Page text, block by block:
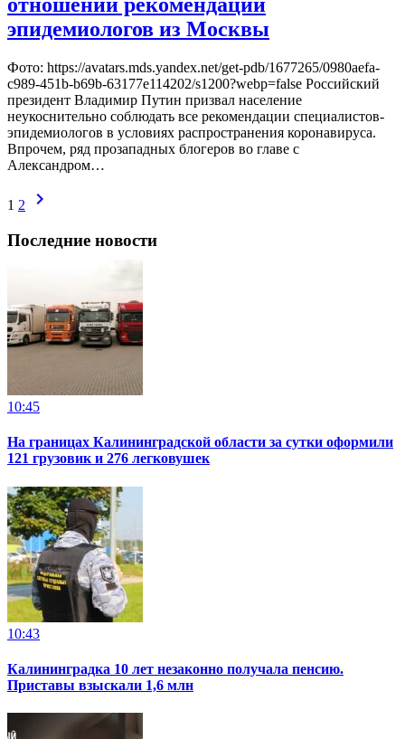
отношении рекомендаций
эпидемиологов из Москвы
Фото: https://avatars.mds.yandex.net/get-pdb/1677265/0980aefa-
c989-451b-b69b-63177e114202/s1200?webp=false Российский
президент Владимир Путин призвал население
неукоснительно соблюдать все рекомендации специалистов-
эпидемиологов в условиях распространения коронавируса.
Впрочем, ряд прозападных блогеров во главе с
Александром…
1 2 chevron_right
Последние новости
10:45
На границах Калининградской области за сутки оформили
121 грузовик и 276 легковушек
10:43
Калининградка 10 лет незаконно получала пенсию.
Приставы взыскали 1,6 млн